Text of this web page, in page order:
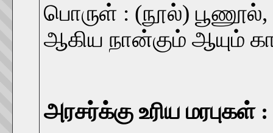
பொருள் : (நூல்)
ஆகிய நான்கும் ஆயும்
அரசர்க்கு உரிய மரபுகள் :